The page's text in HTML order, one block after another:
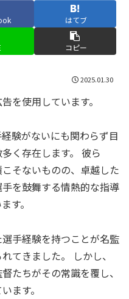
はてブ
コピー
2025.01.30
を使用しています。
験がないにも関わらず目
く存在します。 彼ら
そないものの、卓越した
を鼓舞する情熱的な指導
す。
手経験を持つことが名監
てきました。 しかし、
たちがその常識を覆し、
ます。